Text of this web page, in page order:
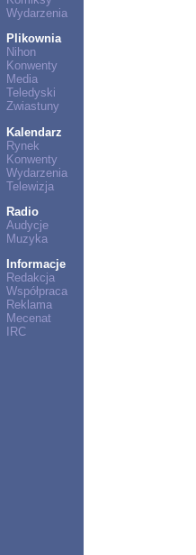
Wydarzenia
Plikownia
Nihon
Konwenty
Media
Teledyski
Zwiastuny
Kalendarz
Rynek
Konwenty
Wydarzenia
Telewizja
Radio
Audycje
Muzyka
Informacje
Redakcja
Współpraca
Reklama
Mecenat
IRC